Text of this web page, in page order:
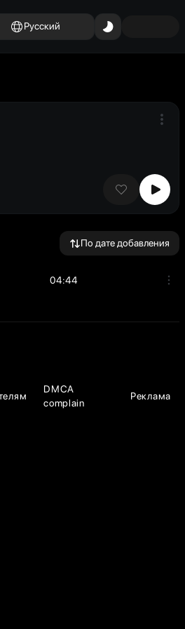
Русский
По дате добавления
04:44
DMCA
complain
Реклама